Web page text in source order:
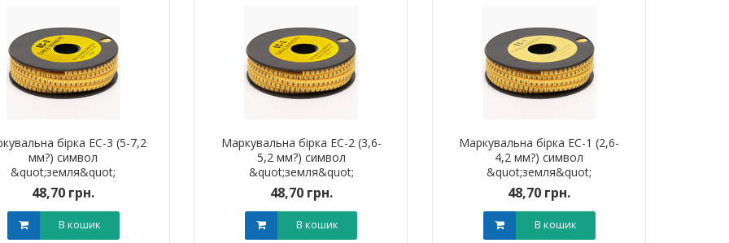
бірка ЕС-3 (5-7,2
мм?) символ
&quot;земля&quot;
48,70 грн.
В кошик
Маркувальна бірка ЕС-2 (3,6-
5,2 мм?) символ
&quot;земля&quot;
48,70 грн.
В кошик
Маркувальна бірка ЕС-1 (2,6-
4,2 мм?) символ
&quot;земля&quot;
48,70 грн.
В кошик